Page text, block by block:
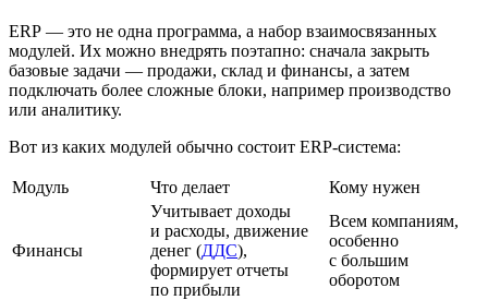
ERP — это не одна программа, а набор взаимосвязанных
модулей. Их можно внедрять поэтапно: сначала закрыть
базовые задачи — продажи, склад и финансы, а затем
подключать более сложные блоки, например производство
или аналитику.
Вот из каких модулей обычно состоит ERP-система:
Модуль Что делает Кому нужен
Финансы
Учитывает доходы
и расходы, движение
денег (ДДС),
формирует отчеты
по прибыли
Всем компаниям,
особенно
с большим
оборотом